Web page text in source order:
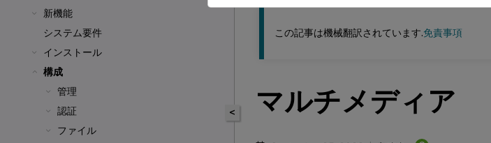
新機能
システム要件
インストール
構成
管理
認証
ファイル
<
この記事は機械翻訳されています.免責事項
マルチメディア